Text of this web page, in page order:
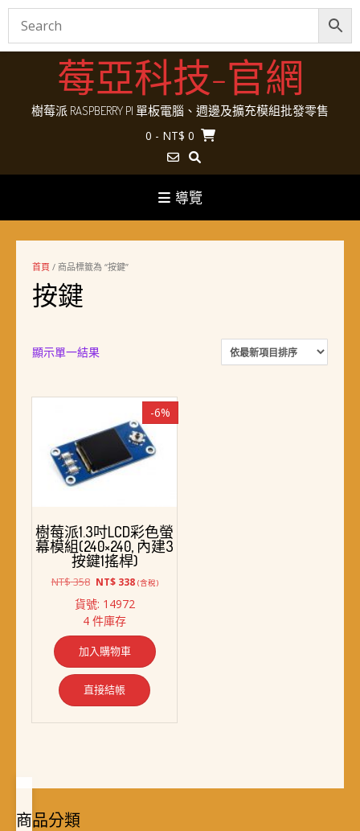
Skip
莓亞科技-官網
樹莓派 RASPBERRY PI 單板電腦、週邊及擴充模組批發零售
0 - NT$ 0
導覽
首頁 / 商品標籤為 “按鍵”
按鍵
顯示單一結果
-6%
樹莓派1.3吋LCD彩色螢
幕模組(240×240, 內建3
按鍵1搖桿)
NT$358 原
價
格：
NT$ 358。
NT$338目
價
NT$ 338。
(含稅)
貨號: 14972
4 件庫存
加入購物車
直接結帳
商品分類